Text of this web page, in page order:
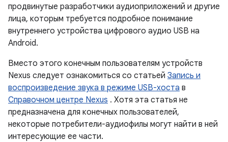
продвинутые разработчики аудиоприложений и другие
лица, которым требуется подробное понимание
внутреннего устройства цифрового аудио USB на
Android.
Вместо этого конечным пользователям устройств
Nexus следует ознакомиться со статьей Запись и
воспроизведение звука в режиме USB-хоста в
Справочном центре Nexus . Хотя эта статья не
предназначена для конечных пользователей,
некоторые потребители-аудиофилы могут найти в ней
интересующие ее части.